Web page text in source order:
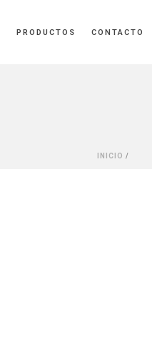
PRODUCTOS CONTACTO
INICIO /